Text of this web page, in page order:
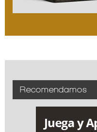
Recomendamos